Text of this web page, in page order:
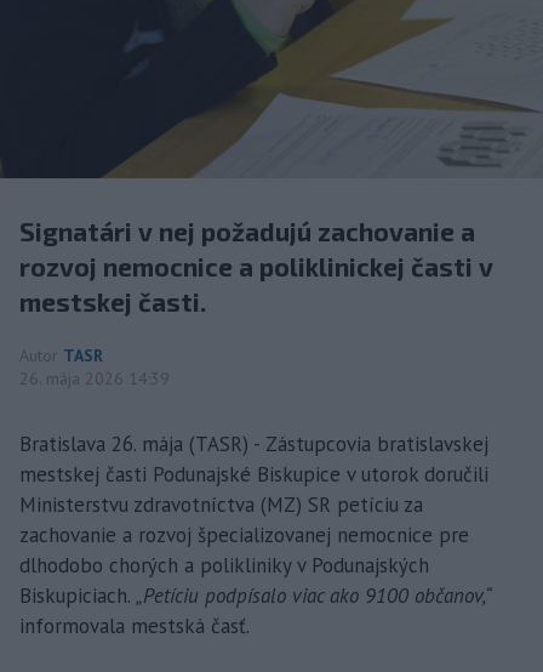
Signatári v nej požadujú zachovanie a
rozvoj nemocnice a poliklinickej časti v
mestskej časti.
Autor TASR
26. mája 2026 14:39
Bratislava 26. mája (TASR) - Zástupcovia bratislavskej
mestskej časti Podunajské Biskupice v utorok doručili
Ministerstvu zdravotníctva (MZ) SR petíciu za
zachovanie a rozvoj špecializovanej nemocnice pre
dlhodobo chorých a polikliniky v Podunajských
Biskupiciach. „Petíciu podpísalo viac ako 9100 občanov,“
informovala mestská časť.